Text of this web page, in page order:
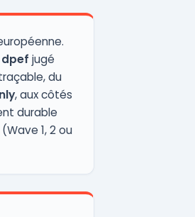
dpef jugé
du
, aux côtés
durable
1, 2 ou